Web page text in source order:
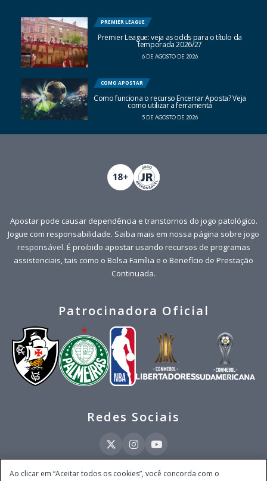
PREMIER LEAGUE
Premier League: veja as odds para o título da
temporada 2026/27
6 DE AGOSTO DE 2026
COMO APOSTAR
Como funciona o recurso Encerrar Aposta? Veja
como utilizar a ferramenta
5 DE AGOSTO DE 2026
Apostar pode causar dependência e transtornos do jogo patológico.
Jogue com responsabilidade. Saiba mais em nossa página sobre jogo
responsável. É proibido apostar usando recursos de programas
assistenciais, tais como o Bolsa Família e o Benefício de Prestação
Continuada.
Patrocinadora Oficial
Redes Sociais
Ao clicar em “Aceitar todos os cookies”, você concorda com o